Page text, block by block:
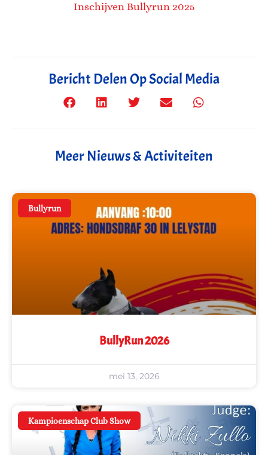
Inschijven Bullyrun 2025
Bericht Delen Op Social Media
Meer Nieuws & Activiteiten
Bullyrun
BullyRun 2026
mei 13, 2026
Kampioenschap Club Show